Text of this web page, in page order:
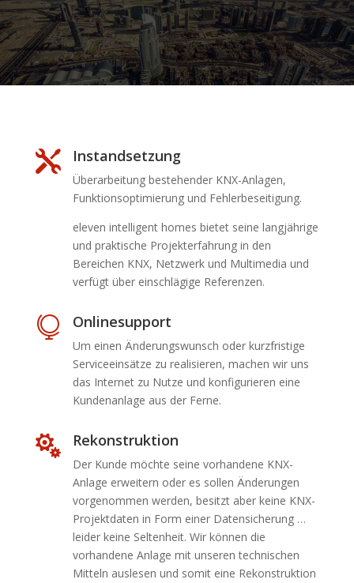
 Instandsetzung
Überarbeitung bestehender KNX-Anlagen,
Funktionsoptimierung und Fehlerbeseitigung.
eleven intelligent homes bietet seine langjährige
und praktische Projekterfahrung in den
Bereichen KNX, Netzwerk und Multimedia und
verfügt über einschlägige Referenzen.
 Onlinesupport
Um einen Änderungswunsch oder kurzfristige
Serviceeinsätze zu realisieren, machen wir uns
das Internet zu Nutze und konfigurieren eine
Kundenanlage aus der Ferne.
 Rekonstruktion
Der Kunde möchte seine vorhandene KNX-
Anlage erweitern oder es sollen Änderungen
vorgenommen werden, besitzt aber keine KNX-
Projektdaten in Form einer Datensicherung …
leider keine Seltenheit. Wir können die
vorhandene Anlage mit unseren technischen
Mitteln auslesen und somit eine Rekonstruktion